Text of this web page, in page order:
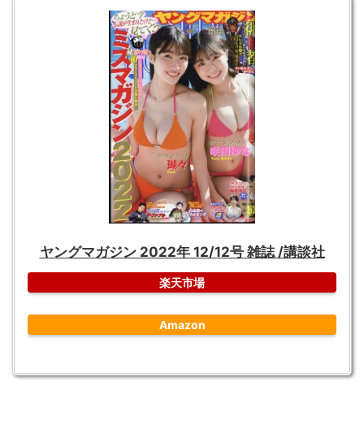
ヤングマガジン 2022年 12/12号 雑誌 /講談社
楽天市場
Amazon